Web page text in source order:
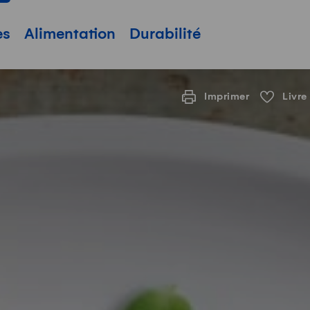
Alimentation Durabilité
Imprimer Livre